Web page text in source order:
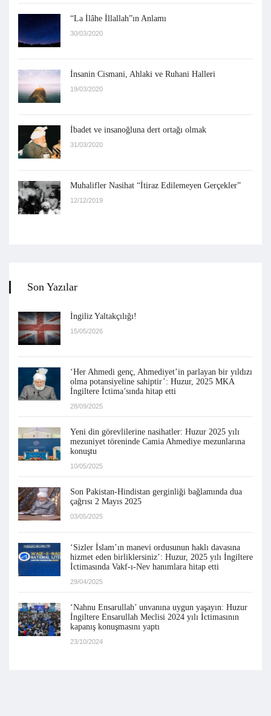
“La İlâhe İllallah”ın Anlamı
30/03/2020
İnsanin Cismani, Ahlaki ve Ruhani Halleri
19/03/2020
İbadet ve insanoğluna dert ortağı olmak
31/03/2020
Muhalifler Nasihat “İtiraz Edilemeyen Gerçekler”
12/12/2019
Son Yazılar
İngiliz Yaltakçılığı!
15/05/2026
‘Her Ahmedi genç, Ahmediyet’in parlayan bir yıldızı
olma potansiyeline sahiptir’: Huzur, 2025 MKA
İngiltere İctima’sında hitap etti
28/09/2025
Yeni din görevlilerine nasihatler: Huzur 2025 yılı
mezuniyet töreninde Camia Ahmediye mezunlarına
konuştu
10/05/2025
Son Pakistan-Hindistan gerginliği bağlamında dua
çağrısı 2 Mayıs 2025
03/05/2025
‘Sizler İslam’ın manevi ordusunun haklı davasına
hizmet eden birliklersiniz’: Huzur, 2025 yılı İngiltere
İctimasında Vakf-ı-Nev hanımlara hitap etti
29/04/2025
‘Nahnu Ensarullah’ unvanına uygun yaşayın: Huzur
İngiltere Ensarullah Meclisi 2024 yılı İctimasının
kapanış konuşmasını yaptı
23/10/2024